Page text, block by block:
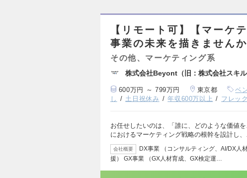
【リモート可】【マーケ
事業の未来を描きませんか
その他、マーケティング系
株式会社Beyont（旧：株式会社スキル
600万円 ～ 799万円 東京都 ベ
し
土日祝休み 年収600万以上 フレッ
お任せしたいのは、「誰に、どのような価値
におけるマーケティング戦略の根幹を設計し
会社概要
DX事業 （コンサルティング、AI/DX人
援） GX事業 （GX人材育成、GX検定運…